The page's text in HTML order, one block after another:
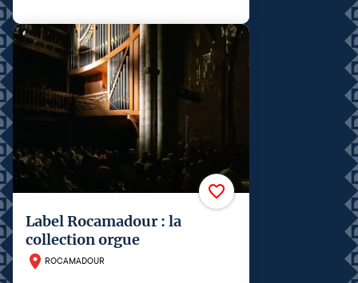
Label Rocamadour : la
collection orgue
ROCAMADOUR